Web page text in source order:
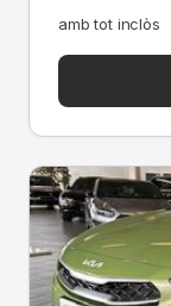
amb tot inclòs